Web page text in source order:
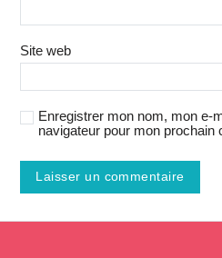
Site web
Enregistrer mon nom, mon e-
navigateur pour mon prochain